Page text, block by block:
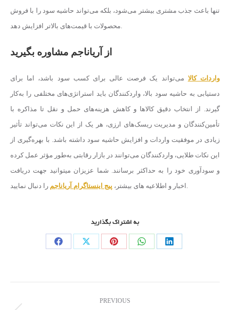
تنها باعث جذب مشتری بیشتر می‌شود، بلکه می‌تواند حاشیه سود را با فروش
از آریاناجم مشاوره بگیرید
واردات کالا می‌تواند یک فرصت عالی برای کسب سود باشد، اما برای
دستیابی به حاشیه سود بالا، واردکنندگان باید استراتژی‌های مختلفی را به‌کار
گیرند. از انتخاب دقیق کالاها و کاهش هزینه‌های حمل و نقل تا مذاکره با
تأمین‌کنندگان و مدیریت ریسک‌های ارزی، هر یک از این نکات می‌تواند تأثیر
زیادی در موفقیت واردات و افزایش حاشیه سود داشته باشد. با بهره‌گیری از
این نکات طلایی، واردکنندگان می‌توانند در بازار رقابتی به‌طور مؤثر عمل کرده
و سودآوری خود را به حداکثر برسانند. شما عزیزان میتوانید جهت دریافت
اخبار و اطلاعیه های بیشتر، پیج اینستاگرام آریاناجم
به اشتراک بگذارید
PREVIOUS